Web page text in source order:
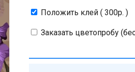
Положить клей ( 300р. )
Заказать цветопробу